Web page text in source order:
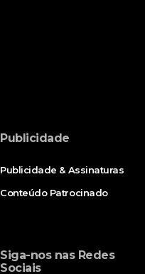
Publicidade
Publicidade & Assinaturas
Conteúdo Patrocinado
Siga-nos nas Redes
Sociais